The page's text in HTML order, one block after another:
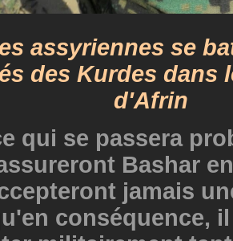
assyriennes se
des Kurdes dans
d'Afrin
qui se passera
Bashar
jamais
conséquence,